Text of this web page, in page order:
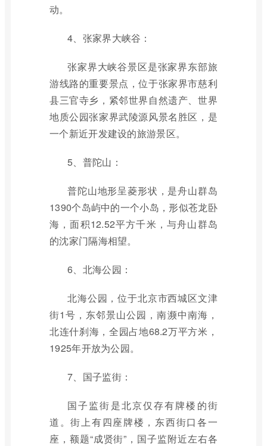
动。
4、张家界大峡谷：
张家界大峡谷景区是张家界东部旅
游线路的重要景点，位于张家界市慈利
县三官寺乡，紧邻世界自然遗产、世界
地质公园张家界武陵源风景名胜区，是
一个新近开发建设的旅游景区。
5、普陀山：
普陀山地形呈菱形状，是舟山群岛
1390个岛屿中的一个小岛，形似苍龙卧
海，面积12.52平方千米，与舟山群岛
的沈家门隔海相望。
6、北海公园：
北海公园，位于北京市西城区文津
街1号，东邻景山公园，南濒中南海，
北连什刹海，全园占地68.2万平方米，
1925年开放为公园。
7、国子监街：
国子监街是北京仅存有牌楼的街
道。街上有四座牌楼，东西街口各一
座，额题“成贤街”，国子监附近左右各